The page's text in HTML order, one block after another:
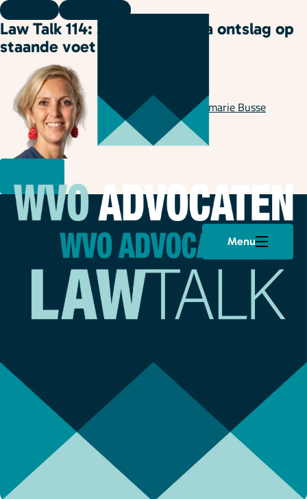
Menu
Onze specialisaties
Cursussen
Podcasts
Plan een afspraak
Law Talk 114: ZW uitkering na ontslag op
staande voet
Geschreven door Annemarie Busse